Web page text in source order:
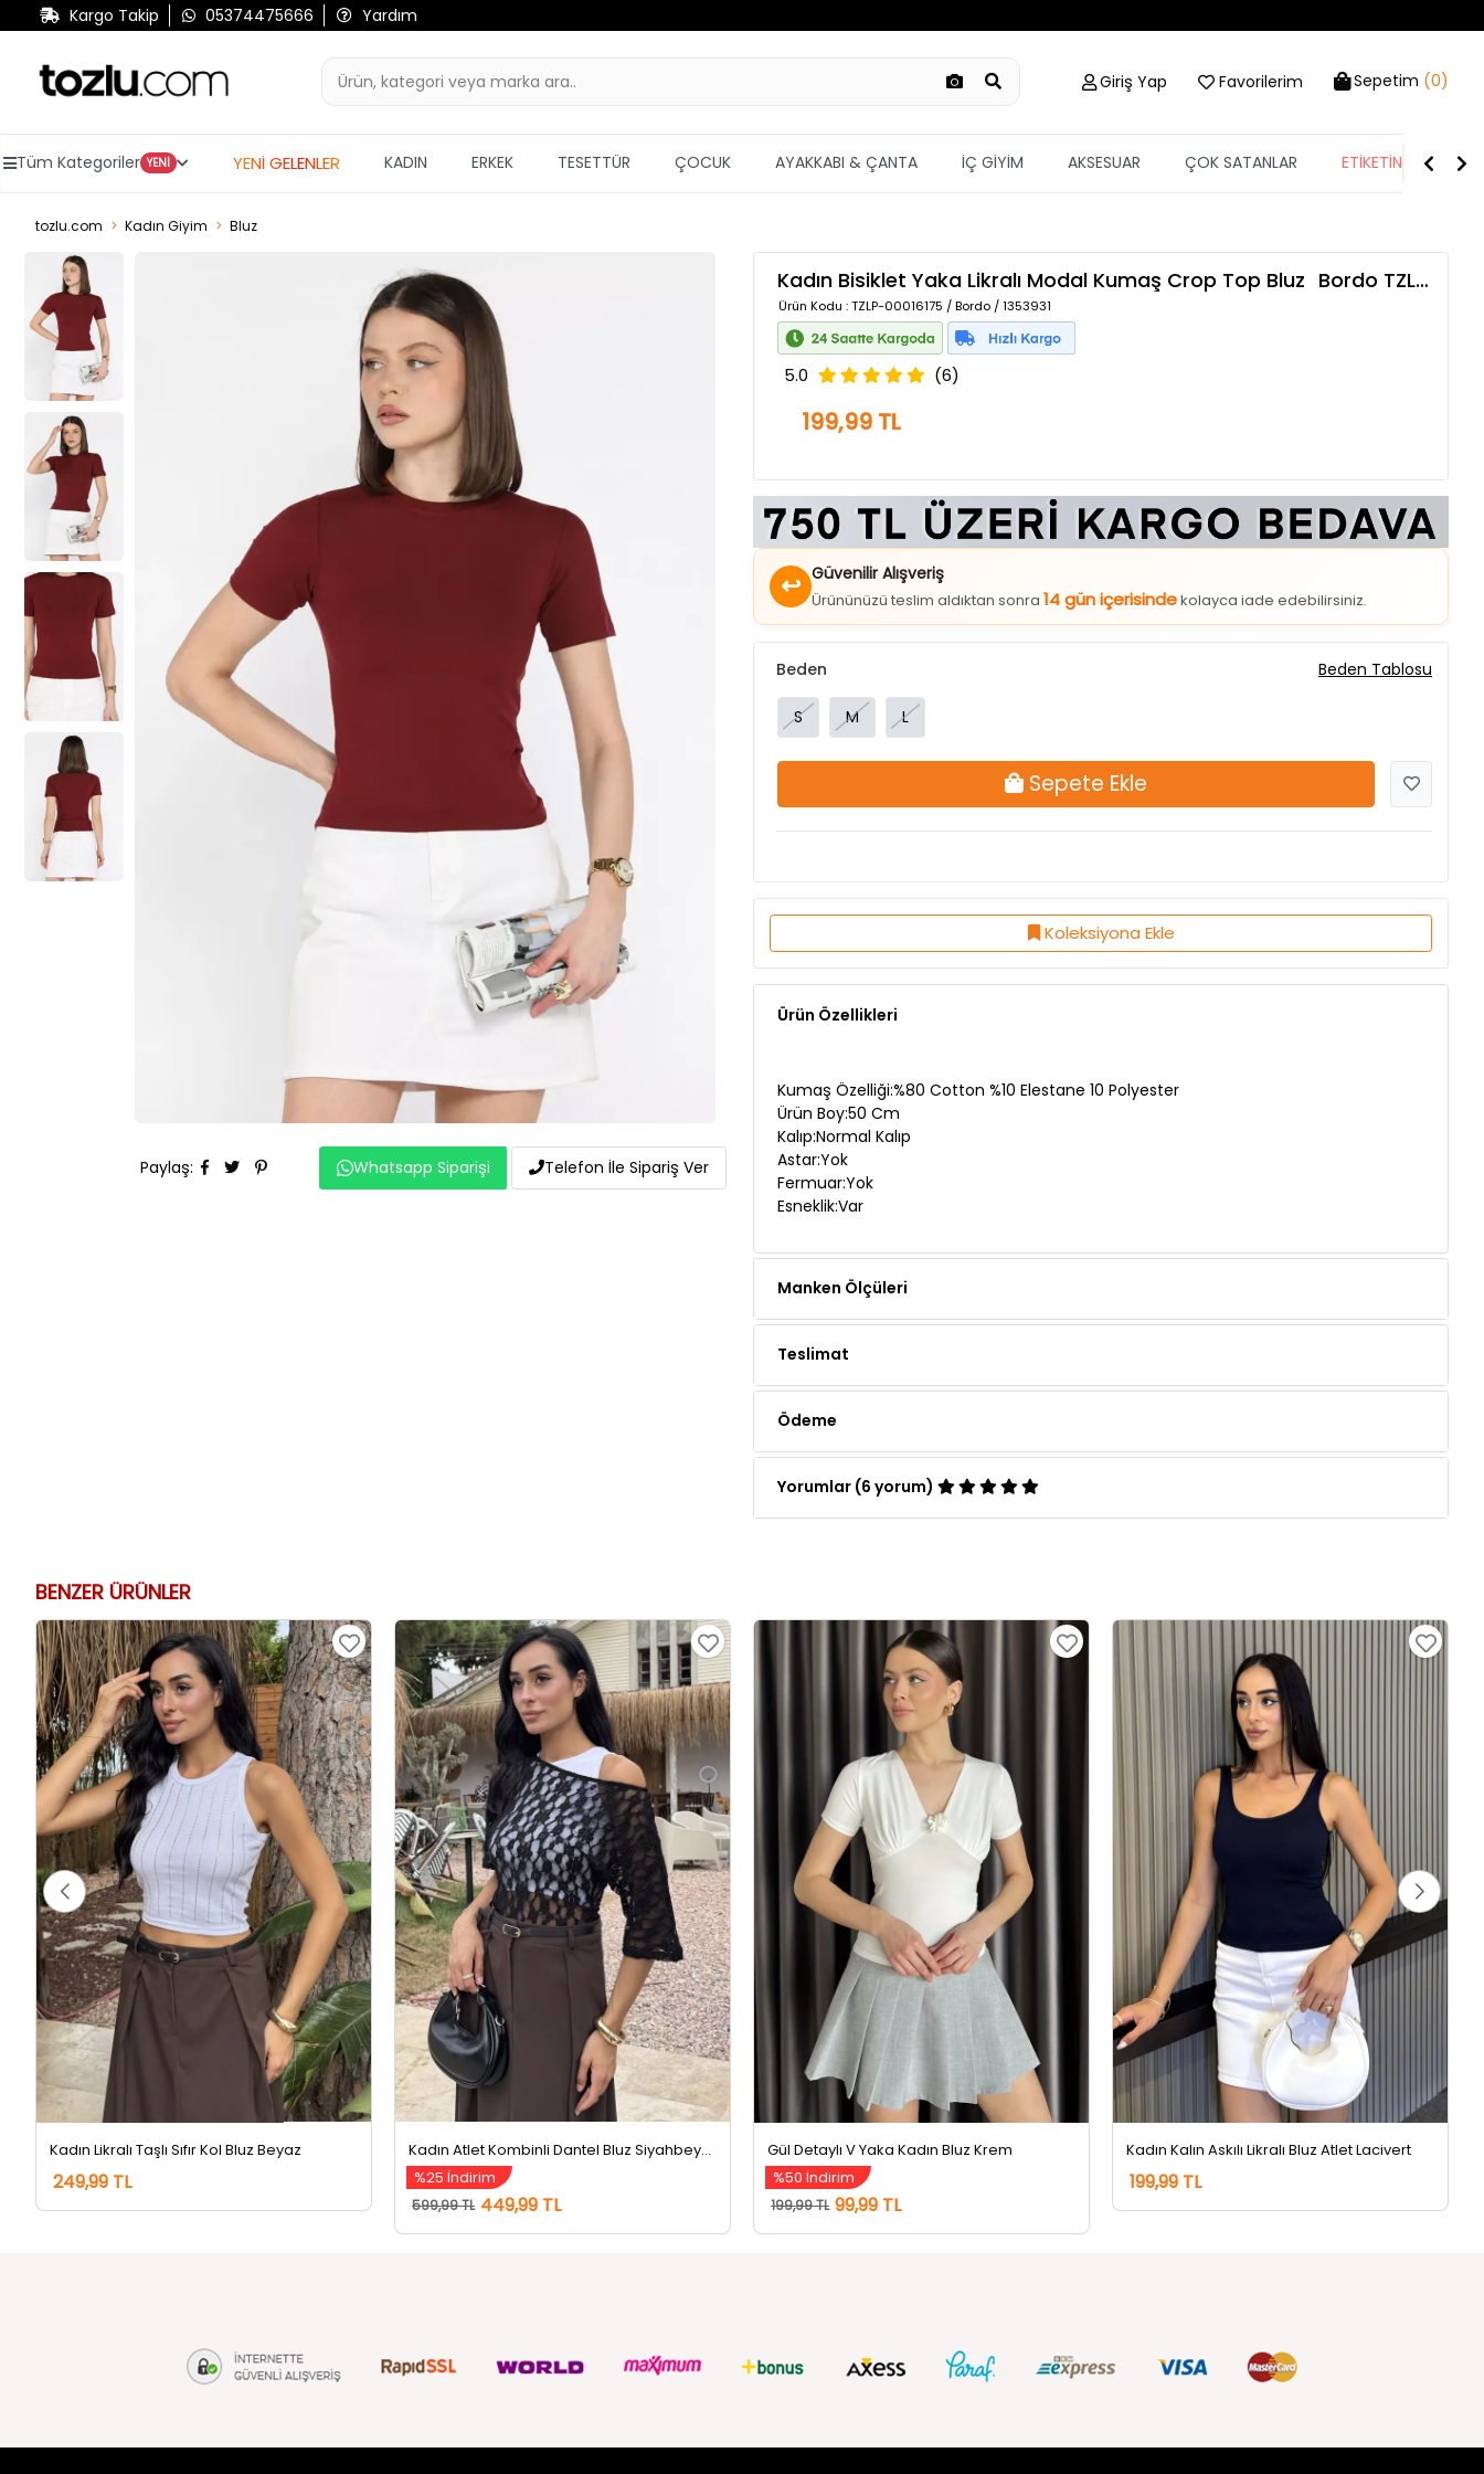
Kargo Takip 05374475666 Yardım
Giriş Yap Favorilerim Sepetim (0)
Tüm Kategoriler YENİ YENİ GELENLER KADIN ERKEK TESETTÜR ÇOCUK AYAKKABI & ÇANTA İÇ GİYİM AKSESUAR ÇOK SATANLAR ETİKETİN YARISI
tozlu.com Kadın Giyim Bluz
Paylaş: Whatsapp Siparişi Telefon İle Sipariş Ver
Kadın Bisiklet Yaka Likralı Modal Kumaş Crop Top Bluz Bordo TZLP-00016175
Ürün Kodu : TZLP-00016175 / Bordo / 1353931
5.0 (6)
199,99 TL
↩ Güvenilir Alışveriş
Ürününüzü teslim aldıktan sonra14 gün içerisindekolayca iade edebilirsiniz.
S
Koleksiyona Ekle
Ürün Özellikleri
Kalıp:Normal Kalıp
Astar:Yok
Fermuar:Yok
Esneklik:Var
Kadın Likralı Taşlı Sıfır Kol Bluz Beyaz
249,99 TL
Kadın Atlet Kombinli Dantel Bluz Siyahbeyaz
%25 İndirim
599,99 TL 449,99 TL
Gül Detaylı V Yaka Kadın Bluz Krem
%50 İndirim
199,99 TL 99,99 TL
Kadın Kalın Askılı Likralı Bluz Atlet Lacivert
199,99 TL
tozlu.com
MÜŞTERİ HİZMETLERİ
SOSYAL